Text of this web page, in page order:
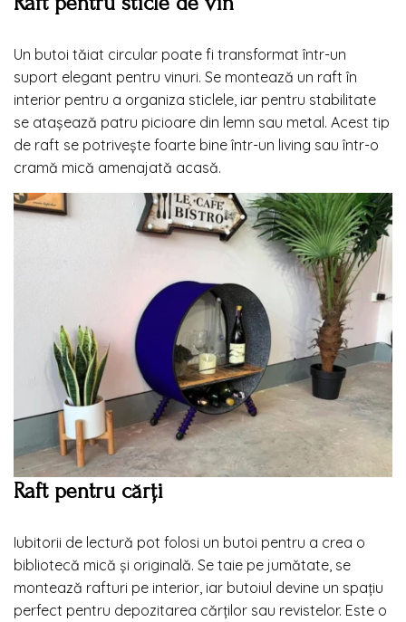
Un butoi tăiat circular poate fi transformat într-un
suport elegant pentru vinuri. Se montează un raft în
interior pentru a organiza sticlele, iar pentru stabilitate
se atașează patru picioare din lemn sau metal. Acest tip
de raft se potrivește foarte bine într-un living sau într-o
cramă mică amenajată acasă.
Raft pentru cărți
Iubitorii de lectură pot folosi un butoi pentru a crea o
bibliotecă mică și originală. Se taie pe jumătate, se
montează rafturi pe interior, iar butoiul devine un spațiu
perfect pentru depozitarea cărților sau revistelor. Este o